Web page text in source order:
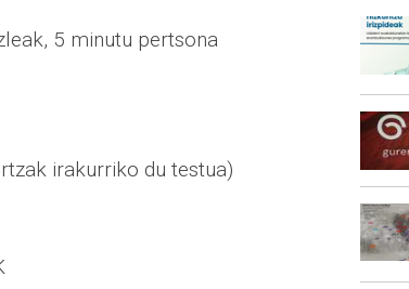
5 minutu pertsona
irakurriko du testua)